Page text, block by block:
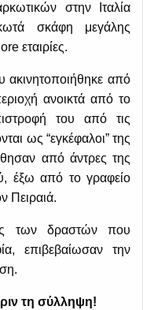
στην Ιταλία
σκάφη μεγάλης
εταιρίες.
ακινητοποιήθηκε από
ανοικτά από το
του από τις
ως “εγκέφαλοι” της
από άντρες της
έξω από το γραφείο
Πειραιά.
των δραστών που
επιβεβαίωσαν την
τη σύλληψη!